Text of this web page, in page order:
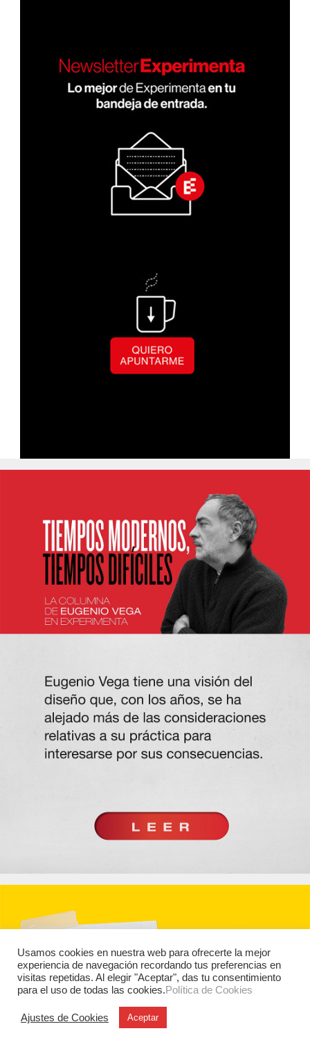
Usamos cookies en nuestra web para ofrecerte la mejor
experiencia de navegación recordando tus preferencias en
visitas repetidas. Al elegir "Aceptar", das tu consentimiento
para el uso de todas las cookies.Política de Cookies
Ajustes de Cookies Aceptar